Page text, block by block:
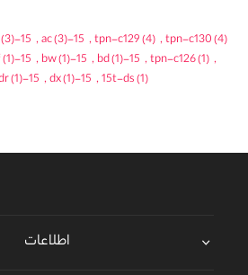
tpn-c130(4)
,
tpn-c129(4)
,
15-ac
(3)
,
15-af
(3)
,
tpn-c126(1)
,
15-bd
(1)
,
15-bw
(1)
,
15-bf
(1)
15t-ds(1)
,
15-dx
(1)
,
15-dr
(1)
اطلاعات